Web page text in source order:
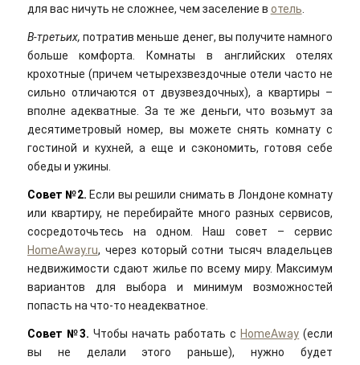
для вас ничуть не сложнее, чем заселение в отель.
В-третьих, потратив меньше денег, вы получите намного
больше комфорта. Комнаты в английских отелях
крохотные (причем четырехзвездочные отели часто не
сильно отличаются от двузвездочных), а квартиры –
вполне адекватные. За те же деньги, что возьмут за
десятиметровый номер, вы можете снять комнату с
гостиной и кухней, а еще и сэкономить, готовя себе
обеды и ужины.
Совет №2. Если вы решили снимать в Лондоне комнату
или квартиру, не перебирайте много разных сервисов,
сосредоточьтесь на одном. Наш совет – сервис
HomeAway.ru, через который сотни тысяч владельцев
недвижимости сдают жилье по всему миру. Максимум
вариантов для выбора и минимум возможностей
попасть на что-то неадекватное.
Совет №3. Чтобы начать работать с HomeAway (если
вы не делали этого раньше), нужно будет